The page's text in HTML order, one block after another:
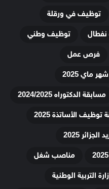
توظيف في ورقلة
توظيف وطني
فرص عمل
2025
مسابقة الدكتوراه 2024/2025
توظيف الأساتذة 2025
2025
مناصب شغل
التربية الوطنية